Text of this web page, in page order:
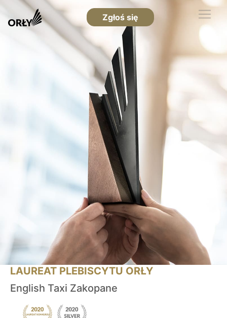
Zgłoś się
LAUREAT PLEBISCYTU ORŁY
English Taxi Zakopane